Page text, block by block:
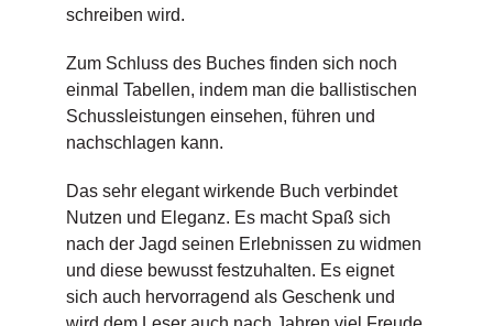
schreiben wird.
Zum Schluss des Buches finden sich noch
einmal Tabellen, indem man die ballistischen
Schussleistungen einsehen, führen und
nachschlagen kann.
Das sehr elegant wirkende Buch verbindet
Nutzen und Eleganz. Es macht Spaß sich
nach der Jagd seinen Erlebnissen zu widmen
und diese bewusst festzuhalten. Es eignet
sich auch hervorragend als Geschenk und